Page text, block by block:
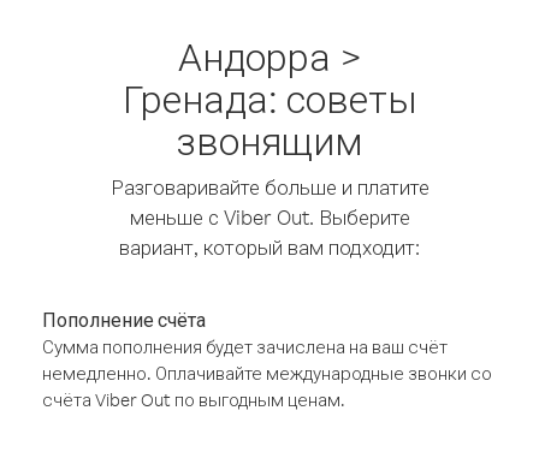
Андорра >
Гренада: советы
звонящим
Разговаривайте больше и платите
меньше с Viber Out. Выберите
вариант, который вам подходит:
Пополнение счёта
Сумма пополнения будет зачислена на ваш счёт
немедленно. Оплачивайте международные звонки со
счёта Viber Out по выгодным ценам.